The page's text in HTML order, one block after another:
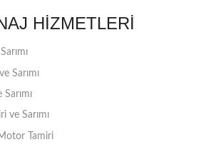
HIZMETLERI
Sarımı
ve Sarımı
Tamiri